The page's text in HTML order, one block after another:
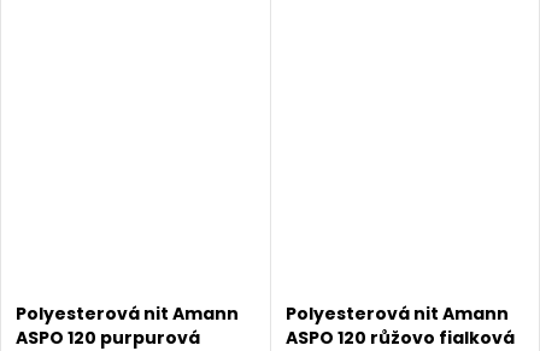
Polyesterová nit Amann
ASPO 120 purpurová
Polyesterová nit Amann
ASPO 120 růžovo fialková